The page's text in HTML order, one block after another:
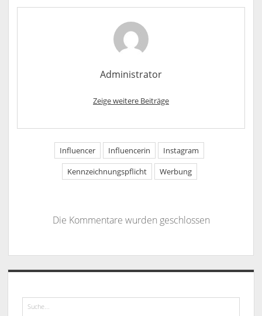
Administrator
Zeige weitere Beiträge
Influencer Influencerin
Instagram
Kennzeichnungspflicht
Werbung
Die Kommentare wurden geschlossen
Sidebar
Suche